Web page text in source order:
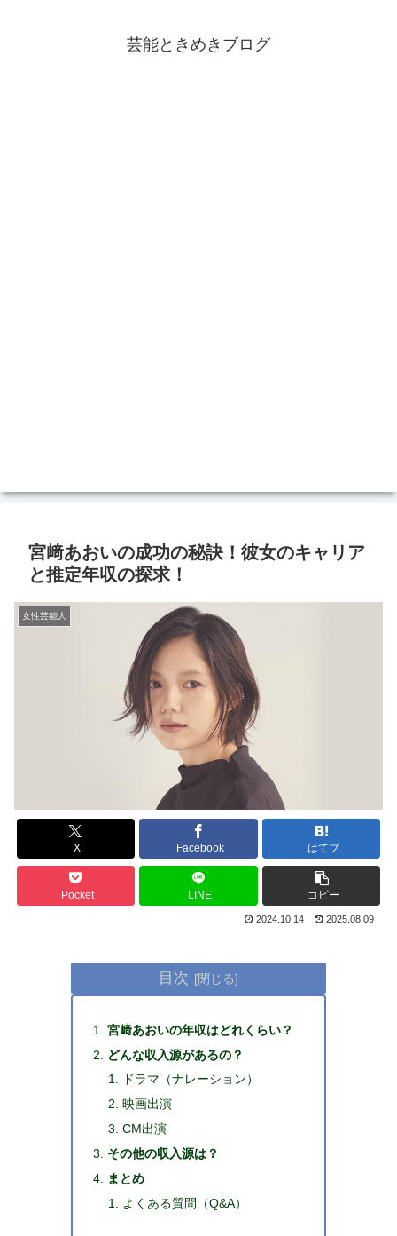
芸能ときめきブログ
宮﨑あおいの成功の秘訣！彼女のキャリア
と推定年収の探求！
女性芸能人
X Facebook はてブ
Pocket LINE コピー
2024.10.14 2025.08.09
目次
宮﨑あおいの年収はどれくらい？
どんな収入源があるの？
ドラマ（ナレーション）
映画出演
CM出演
その他の収入源は？
まとめ
よくある質問（Q&A）